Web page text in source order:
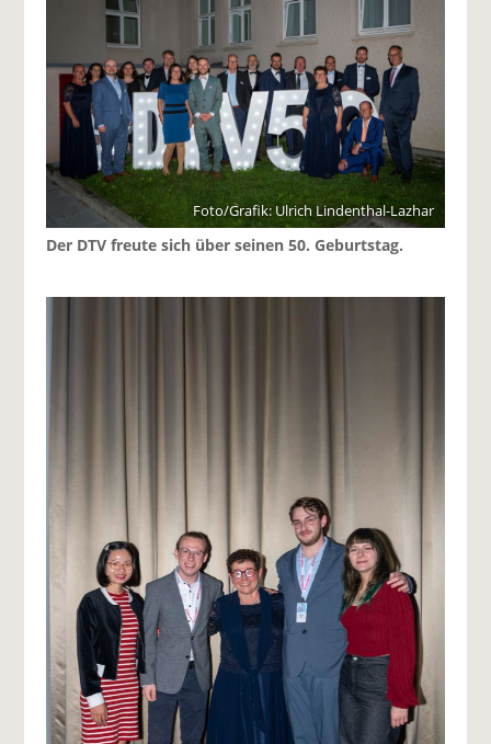
Foto/Grafik: Ulrich Lindenthal-Lazhar
Der DTV freute sich über seinen 50. Geburtstag.